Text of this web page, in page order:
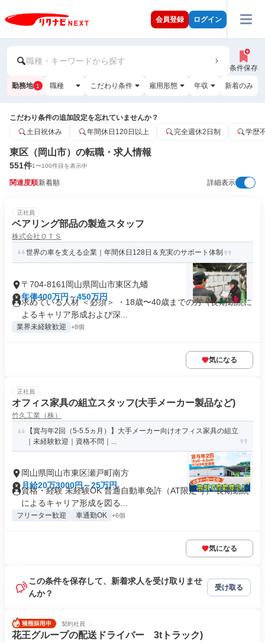
会員登録 ログイン
職種・キーワードから探す
条件保存
勤務地 1 職種 こだわり条件 雇用形態 年収 新着のみ
こだわり条件の追加設定を忘れていませんか？
土日祝休み
年間休日120日以上 完全週休2日制 学歴
東区（岡山市）の転職・求人情報
551件1〜100件目を表示中
関連度順新着順 詳細表示
正社員
ベアリング部品の製造スタッフ
株式会社ＯＴＳ
世界の車を支える企業｜年間休日128日＆充実のサポート体制
〒704-8161岡山県岡山市東区九蟠
年俸400万円～450万円
求めている人材 ＜必須＞ ・18歳〜40歳までの方（長期勤続に
よるキャリア形成および深...
業界未経験歓迎 +8個
気になる
正社員
オフィス家具の組立スタッフ(大手メーカー製品など)
竹久工業（株）
【賞与年2回（5-5.5ヵ月）】大手メーカー向けオフィス家具の組立
｜未経験歓迎｜資格不問｜...
岡山県岡山市東区瀬戸町南方
月給20万3000円～25万円
資格・経験 未経験OK 普通自動車免許（AT限定可） 長期勤続
によるキャリア形成を図る...
フリーター歓迎 車通勤OK +6個
気になる
この条件を保存して、新着求人を受け取りませ
んか？
受け取る
契約社員
花王グループの配送ドライバー 3tトラック)